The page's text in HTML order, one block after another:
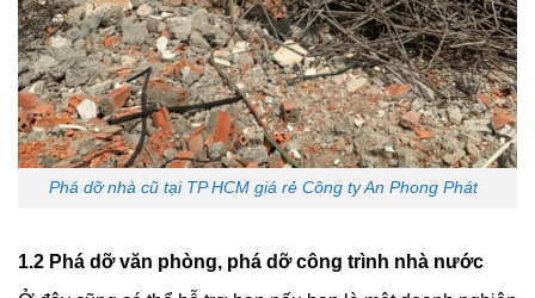
Phá dỡ nhà cũ tại TP HCM giá rẻ Công ty An Phong Phát
1.2 Phá dỡ văn phòng, phá dỡ công trình nhà nước